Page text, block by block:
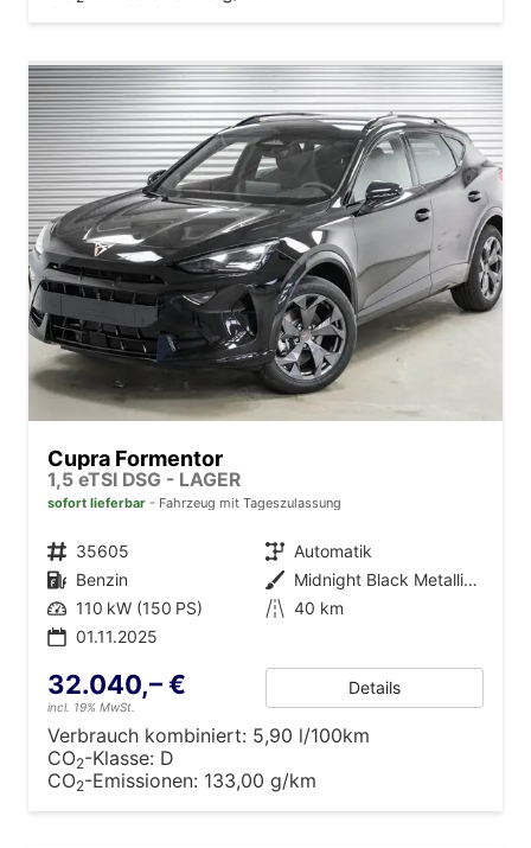
Cupra Formentor
1,5 eTSI DSG - LAGER
sofort lieferbar Fahrzeug mit Tageszulassung
Fahrzeugnr. 35605 Getriebe Automatik
Kraftstoff Benzin Außenfarbe
Midnight Black Metallic (0E)
Leistung 110 kW (150 PS) Kilometerstand 40 km
01.11.2025
32.040,– €
incl. 19% MwSt.
Details
Verbrauch kombiniert: 5,90 l/100km
CO2-Klasse: D
CO2-Emissionen: 133,00 g/km